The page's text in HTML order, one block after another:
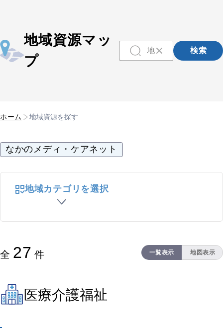
地域資源マッ
プ
検索
ホーム 地域資源を探す
なかのメディ・ケアネット
地域カテゴリを選択
全 27 件 一覧表示 地図表示
医療介護福祉